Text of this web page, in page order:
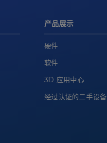
产品展示
硬件
软件
3D 应用中心
经过认证的二手设备